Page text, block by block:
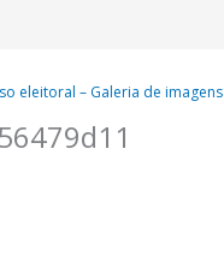
eleitoral – Galeria de imagens